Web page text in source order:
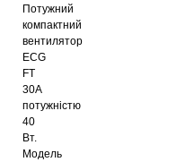
Потужний
компактний
вентилятор
ECG
FT
30A
потужністю
40
Вт.
Модель